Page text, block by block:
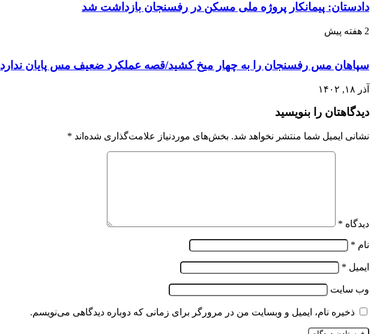
دادستان: پیمانکار پروژه ملی مسکن در رفسنجان بازداشت شد
2 هفته پیش
سپاهان مس رفسنجان را به چهار میخ کشید/قصه عملکرد ضعیف مس پایان ندارد
آذر ۱۸, ۱۴۰۲
دیدگاهتان را بنویسید
نشانی ایمیل شما منتشر نخواهد شد. بخش‌های موردنیاز علامت‌گذاری شده‌اند *
دیدگاه *
نام *
ایمیل *
وب‌ سایت
ذخیره نام، ایمیل و وبسایت من در مرورگر برای زمانی که دوباره دیدگاهی می‌نویسم.